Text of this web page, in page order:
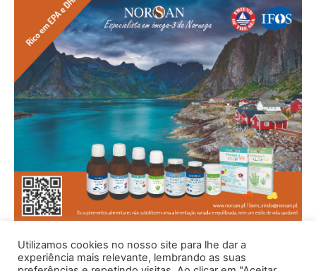
Utilizamos cookies no nosso site para lhe dar a
experiência mais relevante, lembrando as suas